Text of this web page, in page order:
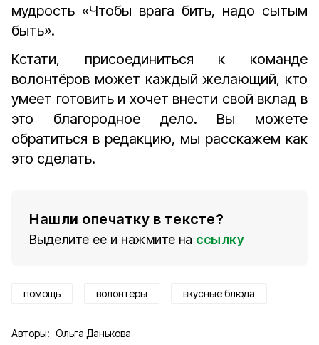
мудрость «Чтобы врага бить, надо сытым
быть».
Кстати, присоединиться к команде
волонтёров может каждый желающий, кто
умеет готовить и хочет внести свой вклад в
это благородное дело. Вы можете
обратиться в редакцию, мы расскажем как
это сделать.
Нашли опечатку в тексте?
Выделите ее и нажмите на ссылку
помощь волонтёры вкусные блюда
Авторы: Ольга Данькова